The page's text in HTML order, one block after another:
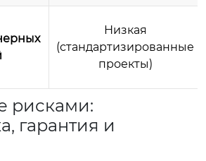
Низкая
(стандартизированные
проекты)
рисками:
гарантия и